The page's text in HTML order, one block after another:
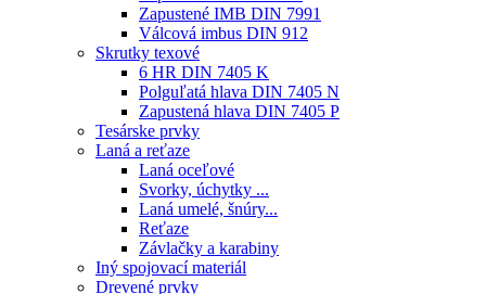
Zapustené IMB DIN 7991
Válcová imbus DIN 912
Skrutky texové
6 HR DIN 7405 K
Polguľatá hlava DIN 7405 N
Zapustená hlava DIN 7405 P
Tesárske prvky
Laná a reťaze
Laná oceľové
Svorky, úchytky ...
Laná umelé, šnúry...
Reťaze
Závlačky a karabiny
Iný spojovací materiál
Drevené prvky